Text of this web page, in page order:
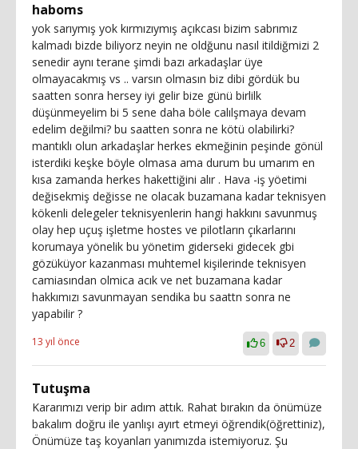
haboms
yok sarıymış yok kırmızıymış açıkcası bizim sabrımız
kalmadı bizde biliyorz neyin ne oldğunu nasıl itildiğmizi 2
senedir aynı terane şimdi bazı arkadaşlar üye
olmayacakmış vs .. varsın olmasın biz dibi gördük bu
saatten sonra hersey iyi gelir bize günü birlilk
düşünmeyelim bi 5 sene daha böle calılşmaya devam
edelim değilmi? bu saatten sonra ne kötü olabilirki?
mantıklı olun arkadaşlar herkes ekmeğinin peşinde gönül
isterdiki keşke böyle olmasa ama durum bu umarım en
kısa zamanda herkes hakettiğini alır . Hava -iş yöetimi
değisekmiş değisse ne olacak buzamana kadar teknisyen
kökenli delegeler teknisyenlerin hangi hakkını savunmuş
olay hep uçuş işletme hostes ve pilotların çıkarlarını
korumaya yönelik bu yönetim giderseki gidecek gbi
gözüküyor kazanması muhtemel kişilerinde teknisyen
camiasından olmica acık ve net buzamana kadar
hakkımızı savunmayan sendika bu saattn sonra ne
yapabilir ?
13 yıl önce 6 2
Tutuşma
Kararımızı verip bir adım attık. Rahat bırakın da önümüze
bakalım doğru ile yanlışı ayırt etmeyi öğrendik(öğrettiniz),
Önümüze taş koyanları yanımızda istemiyoruz. Şu